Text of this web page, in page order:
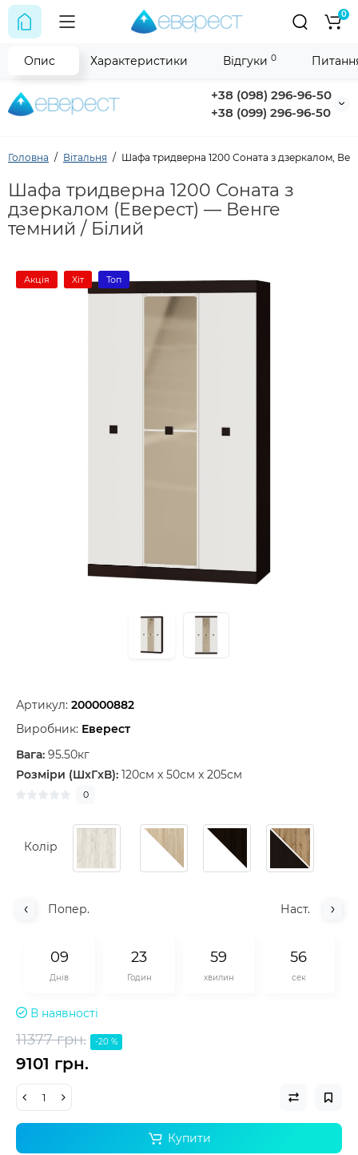
+38 (098) 296-96-50
+38 (099) 296-96-50
0
Головна Вітальня Шафа тридверна 1200 Соната з дзеркалом,
Шафа тридверна 1200 Соната з
дзеркалом (Еверест) — Венге
темний / Білий
Акція Хіт Топ
Артикул: 200000882
Виробник: Еверест
Вага: 95.50кг
Розміри (ШxГxВ): 120см x 50см x 205см
0
Колір
Попер. Наст.
09
Днів
23
Годин
59
хвилин
55
сек
В наявності
11377 грн. -20 %
9101 грн.
Купити
Опис Характеристики Відгуки 0